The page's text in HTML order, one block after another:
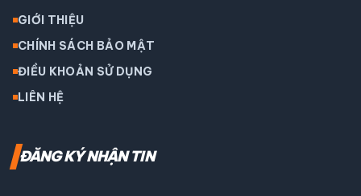
GIỚI THIỆU
CHÍNH SÁCH BẢO MẬT
ĐIỀU KHOẢN SỬ DỤNG
LIÊN HỆ
ĐĂNG KÝ NHẬN TIN